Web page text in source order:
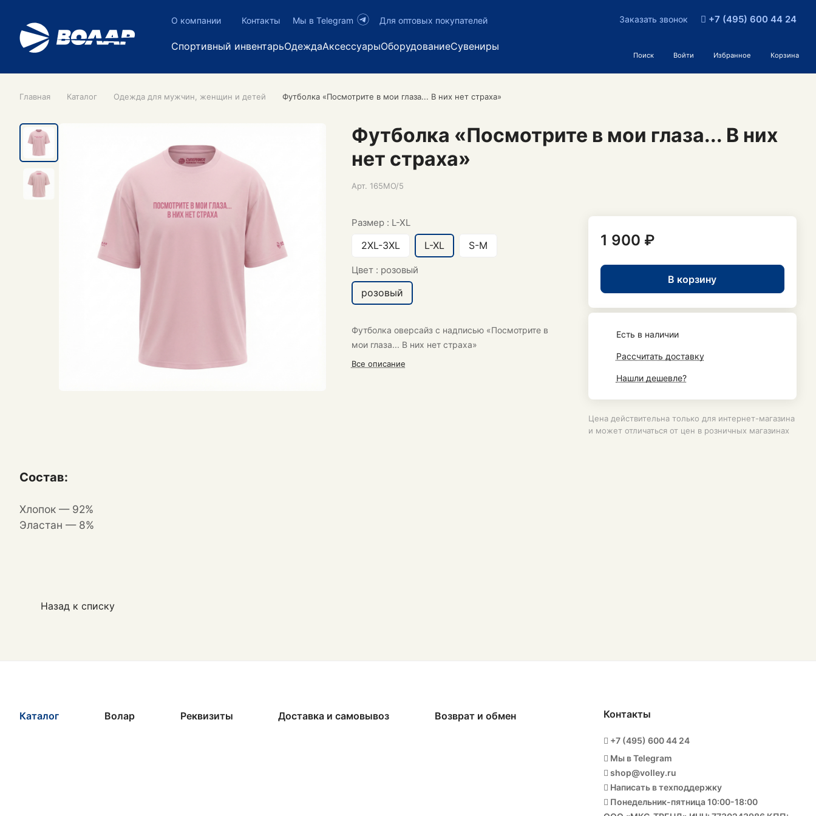
О компании Контакты Мы в Telegram Для оптовых покупателей
Спортивный инвентарьОдеждаАксессуарыОборудованиеСувениры
Заказать звонок +7 (495) 600 44 24
Поиск Войти Избранное Корзина
Главная Каталог Одежда для мужчин, женщин и детей Футболка «Посмотрите в мои глаза... В них нет страха»
Футболка «Посмотрите в мои глаза... В них
нет страха»
Арт. 165MO/5
Размер : L-XL
2XL-3XL L-XL S-M
Цвет : розовый
розовый
Футболка oверсайз с надписью «Посмотрите в
мои глаза... В них нет страха»
Все описание
1 900 ₽
В корзину
Есть в наличии
Рассчитать доставку
Нашли дешевле?
Цена действительна только для интернет-магазина
и может отличаться от цен в розничных магазинах
Состав:
Хлопок — 92%
Эластан — 8%
Назад к списку
Каталог Волар Реквизиты Доставка и самовывоз Возврат и обмен Контакты
+7 (495) 600 44 24
Мы в Telegram
shop@volley.ru
Написать в техподдержку
Понедельник-пятница 10:00-18:00